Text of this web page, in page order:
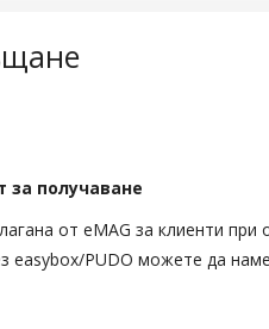
получаване
от eMAG за клиенти
easybox/PUDO можете да